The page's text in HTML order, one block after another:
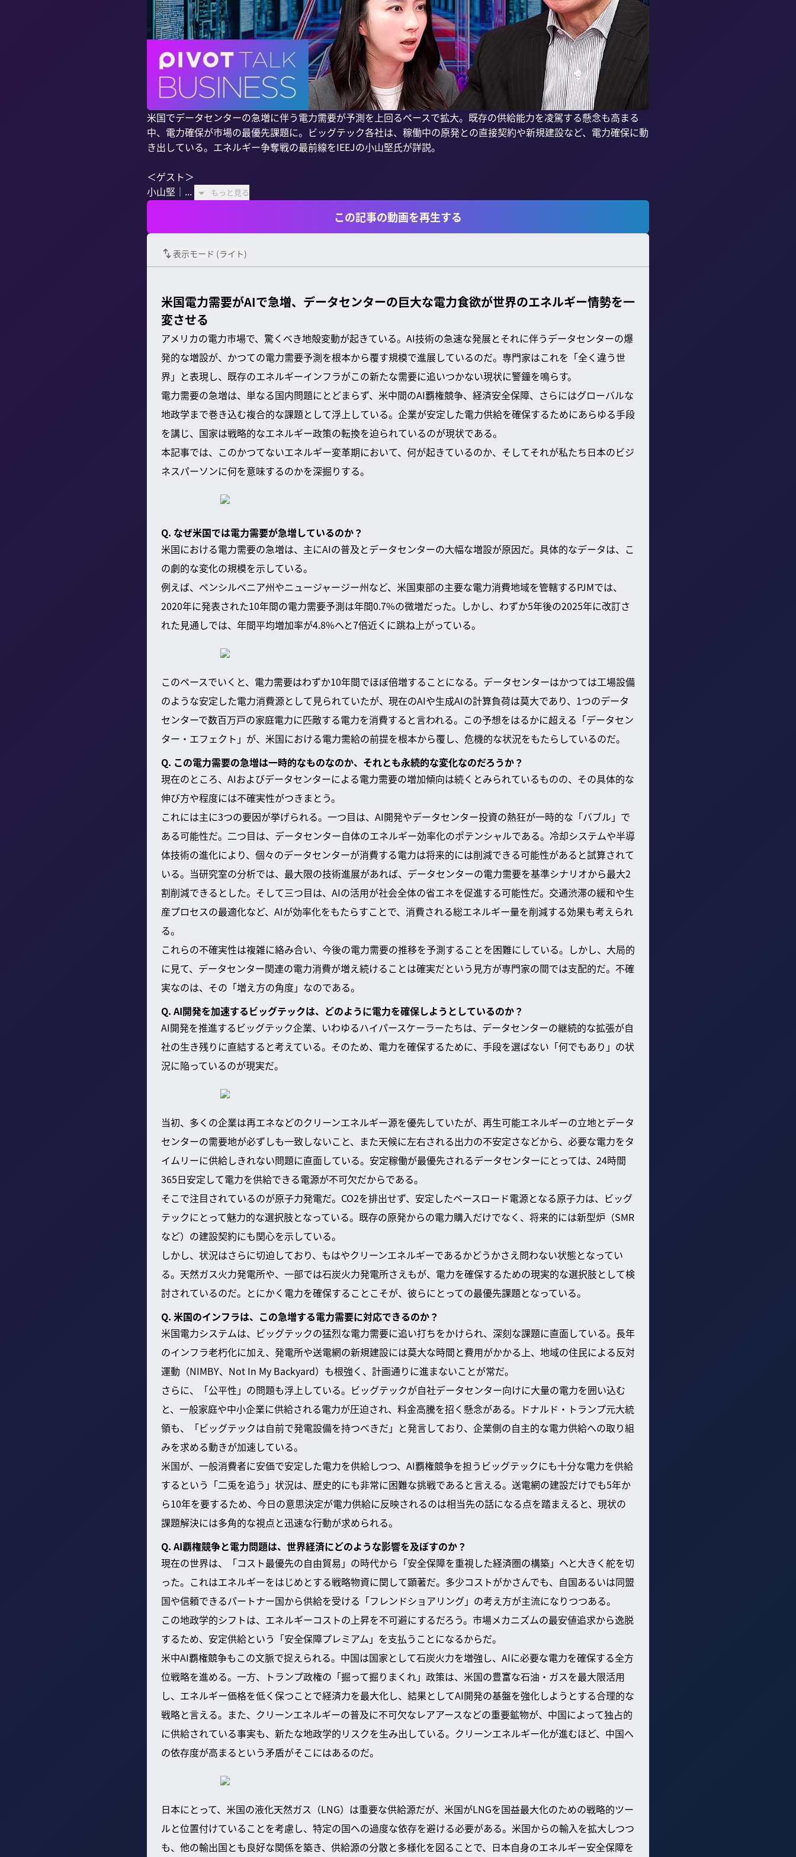
米国でデータセンターの急増に伴う電力需要が予測を上回るペースで拡大。既存の供給能力を凌駕する懸念も高まる
中、電力確保が市場の最優先課題に。ビッグテック各社は、稼働中の原発との直接契約や新規建設など、電力確保に動
き出している。エネルギー争奪戦の最前線をIEEJの小山堅氏が詳説。
＜ゲスト＞
小山堅｜...
もっと見る
この記事の動画を再生する
表示モード (ライト)
米国電力需要がAIで急増、データセンターの巨大な電力食欲が世界のエネルギー情勢を一
変させる
アメリカの電力市場で、驚くべき地殻変動が起きている。AI技術の急速な発展とそれに伴うデータセンターの爆
発的な増設が、かつての電力需要予測を根本から覆す規模で進展しているのだ。専門家はこれを「全く違う世
界」と表現し、既存のエネルギーインフラがこの新たな需要に追いつかない現状に警鐘を鳴らす。
電力需要の急増は、単なる国内問題にとどまらず、米中間のAI覇権競争、経済安全保障、さらにはグローバルな
地政学まで巻き込む複合的な課題として浮上している。企業が安定した電力供給を確保するためにあらゆる手段
を講じ、国家は戦略的なエネルギー政策の転換を迫られているのが現状である。
本記事では、このかつてないエネルギー変革期において、何が起きているのか、そしてそれが私たち日本のビジ
ネスパーソンに何を意味するのかを深掘りする。
Q. なぜ米国では電力需要が急増しているのか？
米国における電力需要の急増は、主にAIの普及とデータセンターの大幅な増設が原因だ。具体的なデータは、こ
の劇的な変化の規模を示している。
例えば、ペンシルベニア州やニュージャージー州など、米国東部の主要な電力消費地域を管轄するPJMでは、
2020年に発表された10年間の電力需要予測は年間0.7%の微増だった。しかし、わずか5年後の2025年に改訂さ
れた見通しでは、年間平均増加率が4.8%へと7倍近くに跳ね上がっている。
このペースでいくと、電力需要はわずか10年間でほぼ倍増することになる。データセンターはかつては工場設備
のような安定した電力消費源として見られていたが、現在のAIや生成AIの計算負荷は莫大であり、1つのデータ
センターで数百万戸の家庭電力に匹敵する電力を消費すると言われる。この予想をはるかに超える「データセン
ター・エフェクト」が、米国における電力需給の前提を根本から覆し、危機的な状況をもたらしているのだ。
Q. この電力需要の急増は一時的なものなのか、それとも永続的な変化なのだろうか？
現在のところ、AIおよびデータセンターによる電力需要の増加傾向は続くとみられているものの、その具体的な
伸び方や程度には不確実性がつきまとう。
これには主に3つの要因が挙げられる。一つ目は、AI開発やデータセンター投資の熱狂が一時的な「バブル」で
ある可能性だ。二つ目は、データセンター自体のエネルギー効率化のポテンシャルである。冷却システムや半導
体技術の進化により、個々のデータセンターが消費する電力は将来的には削減できる可能性があると試算されて
いる。当研究室の分析では、最大限の技術進展があれば、データセンターの電力需要を基準シナリオから最大2
割削減できるとした。そして三つ目は、AIの活用が社会全体の省エネを促進する可能性だ。交通渋滞の緩和や生
産プロセスの最適化など、AIが効率化をもたらすことで、消費される総エネルギー量を削減する効果も考えられ
る。
これらの不確実性は複雑に絡み合い、今後の電力需要の推移を予測することを困難にしている。しかし、大局的
に見て、データセンター関連の電力消費が増え続けることは確実だという見方が専門家の間では支配的だ。不確
実なのは、その「増え方の角度」なのである。
Q. AI開発を加速するビッグテックは、どのように電力を確保しようとしているのか？
AI開発を推進するビッグテック企業、いわゆるハイパースケーラーたちは、データセンターの継続的な拡張が自
社の生き残りに直結すると考えている。そのため、電力を確保するために、手段を選ばない「何でもあり」の状
況に陥っているのが現実だ。
当初、多くの企業は再エネなどのクリーンエネルギー源を優先していたが、再生可能エネルギーの立地とデータ
センターの需要地が必ずしも一致しないこと、また天候に左右される出力の不安定さなどから、必要な電力をタ
イムリーに供給しきれない問題に直面している。安定稼働が最優先されるデータセンターにとっては、24時間
365日安定して電力を供給できる電源が不可欠だからである。
そこで注目されているのが原子力発電だ。CO2を排出せず、安定したベースロード電源となる原子力は、ビッグ
テックにとって魅力的な選択肢となっている。既存の原発からの電力購入だけでなく、将来的には新型炉（SMR
など）の建設契約にも関心を示している。
しかし、状況はさらに切迫しており、もはやクリーンエネルギーであるかどうかさえ問わない状態となってい
る。天然ガス火力発電所や、一部では石炭火力発電所さえもが、電力を確保するための現実的な選択肢として検
討されているのだ。とにかく電力を確保することこそが、彼らにとっての最優先課題となっている。
Q. 米国のインフラは、この急増する電力需要に対応できるのか？
米国電力システムは、ビッグテックの猛烈な電力需要に追い打ちをかけられ、深刻な課題に直面している。長年
のインフラ老朽化に加え、発電所や送電網の新規建設には莫大な時間と費用がかかる上、地域の住民による反対
運動（NIMBY、Not In My Backyard）も根強く、計画通りに進まないことが常だ。
さらに、「公平性」の問題も浮上している。ビッグテックが自社データセンター向けに大量の電力を囲い込む
と、一般家庭や中小企業に供給される電力が圧迫され、料金高騰を招く懸念がある。ドナルド・トランプ元大統
領も、「ビッグテックは自前で発電設備を持つべきだ」と発言しており、企業側の自主的な電力供給への取り組
みを求める動きが加速している。
米国が、一般消費者に安価で安定した電力を供給しつつ、AI覇権競争を担うビッグテックにも十分な電力を供給
するという「二兎を追う」状況は、歴史的にも非常に困難な挑戦であると言える。送電網の建設だけでも5年か
ら10年を要するため、今日の意思決定が電力供給に反映されるのは相当先の話になる点を踏まえると、現状の
課題解決には多角的な視点と迅速な行動が求められる。
Q. AI覇権競争と電力問題は、世界経済にどのような影響を及ぼすのか？
現在の世界は、「コスト最優先の自由貿易」の時代から「安全保障を重視した経済圏の構築」へと大きく舵を切
った。これはエネルギーをはじめとする戦略物資に関して顕著だ。多少コストがかさんでも、自国あるいは同盟
国や信頼できるパートナー国から供給を受ける「フレンドショアリング」の考え方が主流になりつつある。
この地政学的シフトは、エネルギーコストの上昇を不可避にするだろう。市場メカニズムの最安値追求から逸脱
するため、安定供給という「安全保障プレミアム」を支払うことになるからだ。
米中AI覇権競争もこの文脈で捉えられる。中国は国家として石炭火力を増強し、AIに必要な電力を確保する全方
位戦略を進める。一方、トランプ政権の「掘って掘りまくれ」政策は、米国の豊富な石油・ガスを最大限活用
し、エネルギー価格を低く保つことで経済力を最大化し、結果としてAI開発の基盤を強化しようとする合理的な
戦略と言える。また、クリーンエネルギーの普及に不可欠なレアアースなどの重要鉱物が、中国によって独占的
に供給されている事実も、新たな地政学的リスクを生み出している。クリーンエネルギー化が進むほど、中国へ
の依存度が高まるという矛盾がそこにはあるのだ。
日本にとって、米国の液化天然ガス（LNG）は重要な供給源だが、米国がLNGを国益最大化のための戦略的ツー
ルと位置付けていることを考慮し、特定の国への過度な依存を避ける必要がある。米国からの輸入を拡大しつつ
も、他の輸出国とも良好な関係を築き、供給源の分散と多様化を図ることで、日本自身のエネルギー安全保障を